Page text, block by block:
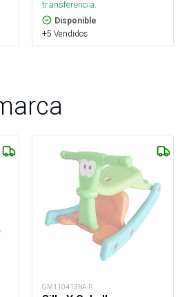
transferencia.
Disponible
+5 Vendidos
GM110413BA-R